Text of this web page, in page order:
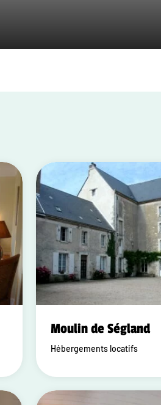
Moulin de Ségland
Hébergements locatifs